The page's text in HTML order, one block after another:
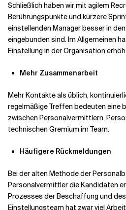
Schließlich haben wir mit agilem
Berührungspunkte und kürzere
einstellenden Manager besser in
eingebunden sind. Im Allgemeinen
Einstellung in der Organisation
Mehr Zusammenarbeit
Mehr Kontakte als üblich,
regelmäßige Treffen bedeuten eine
zwischen Personalvermittlern,
technischen Gremium im Team.
Häufigere Rückmeldungen
Bei der alten Methode der
Personalvermittler die Kandidaten
Prozesses der Beschaffung und
Einstellungsteam hat zwar viel